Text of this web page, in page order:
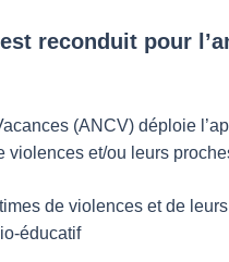
reconduit pour
(ANCV) déploie
et/ou leurs
de violences et de
éducatif